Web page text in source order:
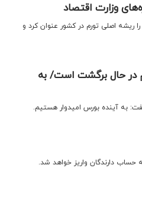
وزارت اقتصاد
را ریشه اصلی تورم در کشور عنوان کرد و
در حال برگشت است/ به
به آینده بورس امیدوار هستیم.
حساب دارندگان واریز خواهد شد.